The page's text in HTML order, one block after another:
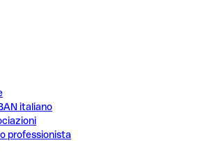
italiano
professionista